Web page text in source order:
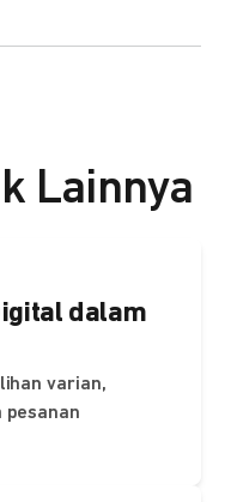
Lainnya
dalam
varian,
pesanan